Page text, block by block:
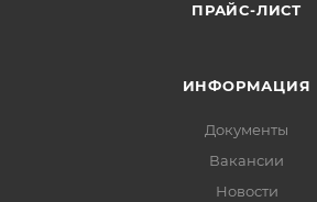
ПРАЙС-ЛИСТ
ИНФОРМАЦИЯ
Документы
Вакансии
Новости